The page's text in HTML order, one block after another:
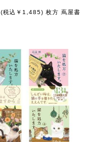
(税込 ￥1,485) 枚方 蔦屋書